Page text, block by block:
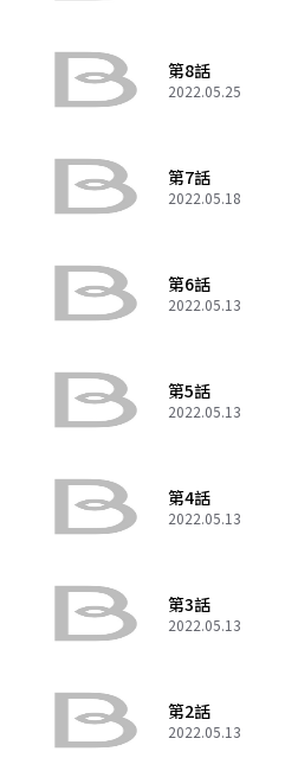
第8話
2022.05.25
第7話
2022.05.18
第6話
2022.05.13
第5話
2022.05.13
第4話
2022.05.13
第3話
2022.05.13
第2話
2022.05.13